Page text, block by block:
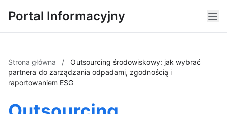
Portal Informacyjny
Strona główna /
Outsourcing środowiskowy: jak wybrać
partnera do zarządzania odpadami, zgodnością i
raportowaniem ESG